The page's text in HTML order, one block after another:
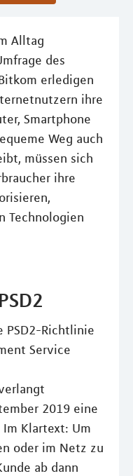
Alltag
des
erledigen
ihre
Smartphone
Weg auch
müssen sich
ihre
Technologien
PSD2-Richtlinie
Service
2019 eine
Klartext: Um
oder im Netz zu
ab dann